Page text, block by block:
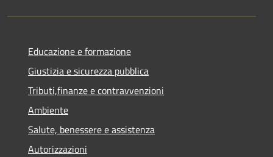
Educazione e formazione
Giustizia e sicurezza pubblica
Tributi,finanze e contravvenzioni
Ambiente
Salute, benessere e assistenza
Autorizzazioni